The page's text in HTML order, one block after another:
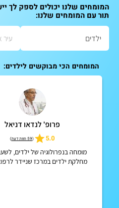
המומחים שלנו יכולים לספק לך
תור עם המומחים שלנו:
המומחים הכי מבוקשים לילדים:
פרופ' לנדאו דניאל
5.0
(59 חוות דעת )
מומחה בנפרולוגיה של ילדים,
מחלקת ילדים במרכז שניידר